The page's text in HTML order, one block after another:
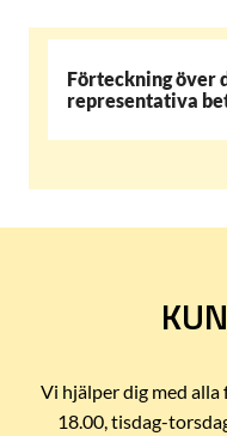
Förteckning över
representativa
Vi hjälper dig med alla
18.00, tisdag-